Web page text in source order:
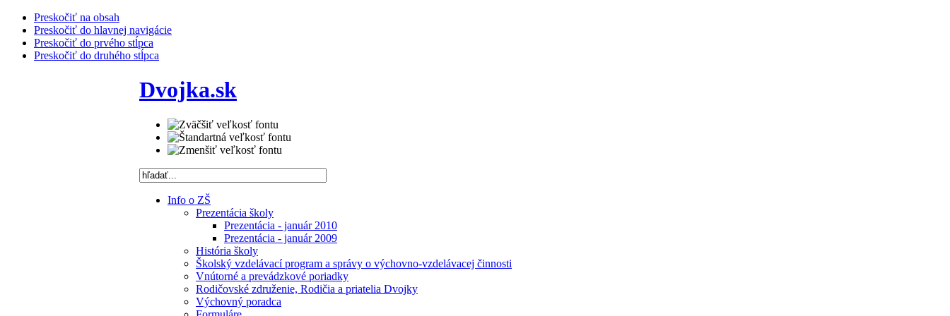
Preskočiť na obsah
Preskočiť do hlavnej navigácie
Preskočiť do prvého stĺpca
Preskočiť do druhého stĺpca
Dvojka.sk
Info o ZŠ
Prezentácia školy
Prezentácia - január 2010
Prezentácia - január 2009
História školy
Školský vzdelávací program a správy o výchovno-vzdelávacej činnosti
Vnútorné a prevádzkové poriadky
Rodičovské združenie, Rodičia a priatelia Dvojky
Výchovný poradca